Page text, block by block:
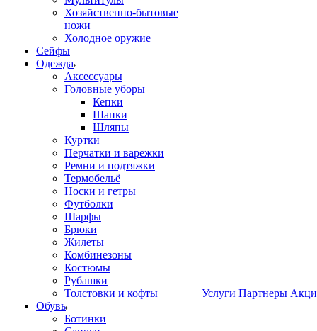
Хозяйственно-бытовые
ножи
Холодное оружие
Сейфы
Одежда
Аксессуары
Головные уборы
Кепки
Шапки
Шляпы
Куртки
Перчатки и варежки
Ремни и подтяжки
Термобельё
Носки и гетры
Футболки
Шарфы
Брюки
Жилеты
Комбинезоны
Костюмы
Рубашки
Толстовки и кофты
Обувь
Ботинки
Услуги Партнеры